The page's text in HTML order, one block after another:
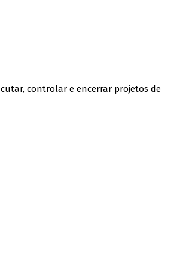
controlar e encerrar projetos de